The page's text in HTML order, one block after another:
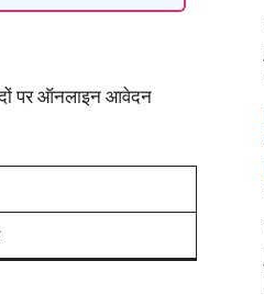
पर ऑनलाइन आवेदन